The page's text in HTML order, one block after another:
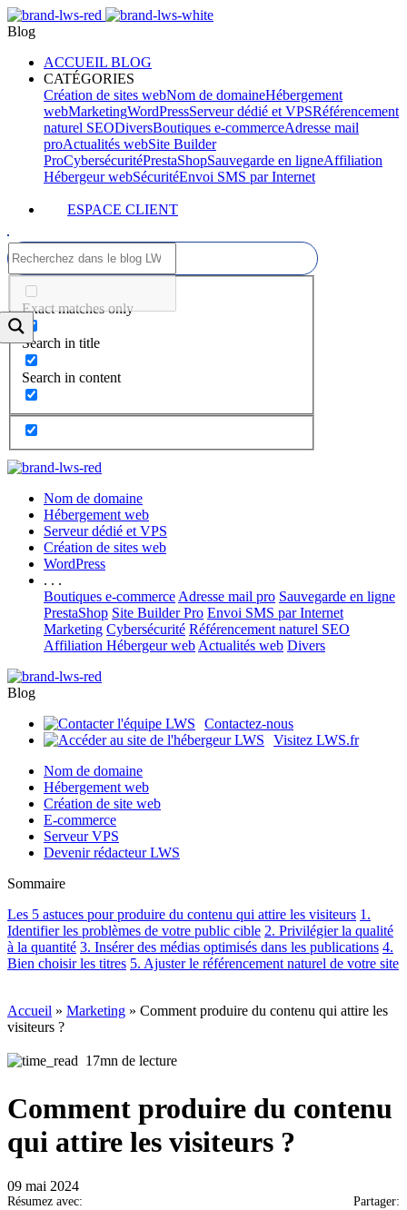
Blog
ACCUEIL BLOG
CATÉGORIES
Création de sites webNom de domaineHébergement
webMarketingWordPressServeur dédié et VPSRéférencement
naturel SEODiversBoutiques e-commerceAdresse mail
proActualités webSite Builder
ProCybersécuritéPrestaShopSauvegarde en ligneAffiliation
Hébergeur webSécuritéEnvoi SMS par Internet
ESPACE CLIENT
Exact matches only
Search in title
Search in content
Nom de domaine
Hébergement web
Serveur dédié et VPS
Création de sites web
WordPress
. . .
Boutiques e-commerce Adresse mail pro Sauvegarde en ligne
PrestaShop Site Builder Pro Envoi SMS par Internet
Marketing Cybersécurité Référencement naturel SEO
Affiliation Hébergeur web Actualités web Divers
Blog
Contactez-nous
Visitez LWS.fr
Nom de domaine
Hébergement web
Création de site web
E-commerce
Serveur VPS
Devenir rédacteur LWS
Sommaire
Les 5 astuces pour produire du contenu qui attire les visiteurs 1.
Identifier les problèmes de votre public cible 2. Privilégier la qualité
à la quantité 3. Insérer des médias optimisés dans les publications 4.
Bien choisir les titres 5. Ajuster le référencement naturel de votre site
Accueil » Marketing » Comment produire du contenu qui attire les
visiteurs ?
17mn de lecture
Comment produire du contenu
qui attire les visiteurs ?
09 mai 2024
Résumez avec: Partager: